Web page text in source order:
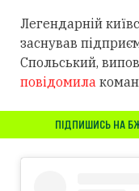
Легендарній
заснував
Спольський,
повідомила
ПІДПИШИСЬ НА